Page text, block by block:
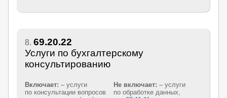
8. 69.20.22
Услуги по бухгалтерскому
консультированию
Включает: – услуги
по консультации вопросов
Не включает: – услуги
по обработке данных,